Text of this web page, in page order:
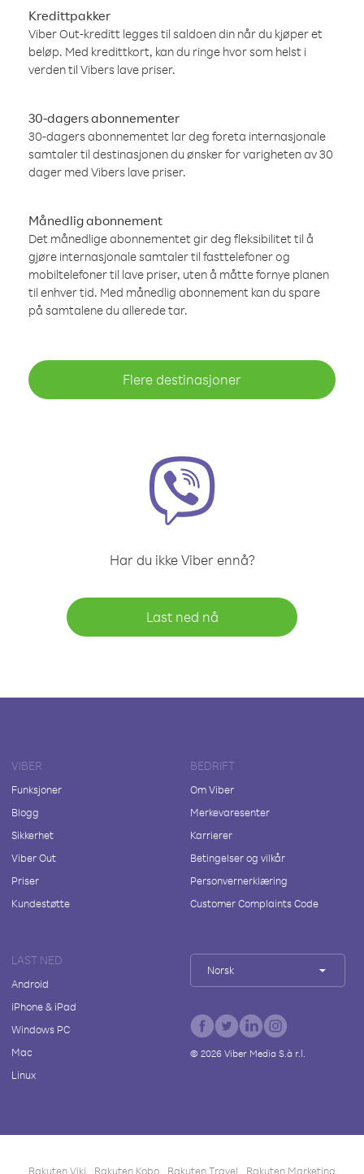
Kredittpakker
Viber Out-kreditt legges til saldoen din når du kjøper et
beløp. Med kredittkort, kan du ringe hvor som helst i
verden til Vibers lave priser.
30-dagers abonnementer
30-dagers abonnementet lar deg foreta internasjonale
samtaler til destinasjonen du ønsker for varigheten av 30
dager med Vibers lave priser.
Månedlig abonnement
Det månedlige abonnementet gir deg fleksibilitet til å
gjøre internasjonale samtaler til fasttelefoner og
mobiltelefoner til lave priser, uten å måtte fornye planen
til enhver tid. Med månedlig abonnement kan du spare
på samtalene du allerede tar.
Flere destinasjoner
Har du ikke Viber ennå?
Last ned nå
VIBER
Funksjoner
Blogg
Sikkerhet
Viber Out
Priser
Kundestøtte
BEDRIFT
Om Viber
Merkevaresenter
Karrierer
Betingelser og vilkår
Personvernerklæring
Customer Complaints Code
LAST NED
Android
iPhone & iPad
Windows PC
Mac
Linux
Norsk
© 2026Viber Media S.à r.l.
Rakuten Viki Rakuten Kobo Rakuten Travel Rakuten Marketing